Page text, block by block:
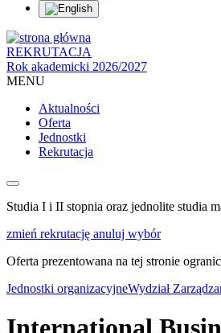
REKRUTACJA
Rok akademicki 2026/2027
MENU
Aktualności
Oferta
Jednostki
Rekrutacja
Studia I i II stopnia oraz jednolite studia
zmień rekrutację anuluj wybór
Oferta prezentowana na tej stronie
Jednostki organizacyjneWydział